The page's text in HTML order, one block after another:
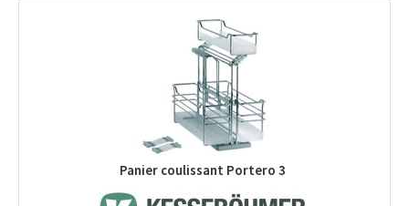
Panier coulissant Portero 3